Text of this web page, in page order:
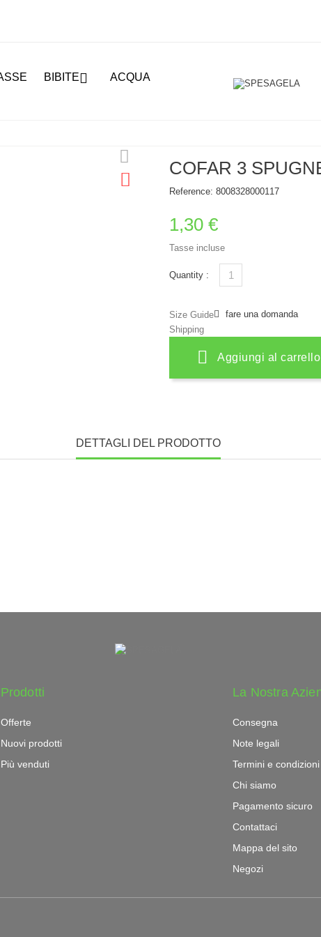
BIBITE ACQUA
COFAR 3
Reference: 8008328000117
1,30 €
Tasse incluse
Quantity :
Size Guide
Shipping
fare una domanda
Aggiungi al carrello
DETTAGLI DEL PRODOTTO
Prodotti
Offerte
Nuovi prodotti
Più venduti
La Nostra
Consegna
Note legali
Termini e
Chi siamo
Pagamento sicuro
Contattaci
Mappa del sito
Negozi